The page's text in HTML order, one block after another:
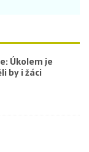
Úkolem je
by i žáci